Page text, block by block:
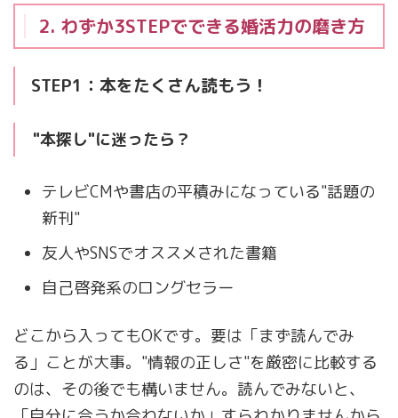
2. わずか3STEPでできる婚活力の磨き方
STEP1：本をたくさん読もう！
"本探し"に迷ったら？
テレビCMや書店の平積みになっている"話題の
新刊"
友人やSNSでオススメされた書籍
自己啓発系のロングセラー
どこから入ってもOKです。要は「まず読んでみ
る」ことが大事。"情報の正しさ"を厳密に比較する
のは、その後でも構いません。読んでみないと、